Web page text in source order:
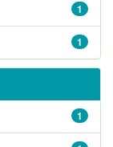
1
1
1